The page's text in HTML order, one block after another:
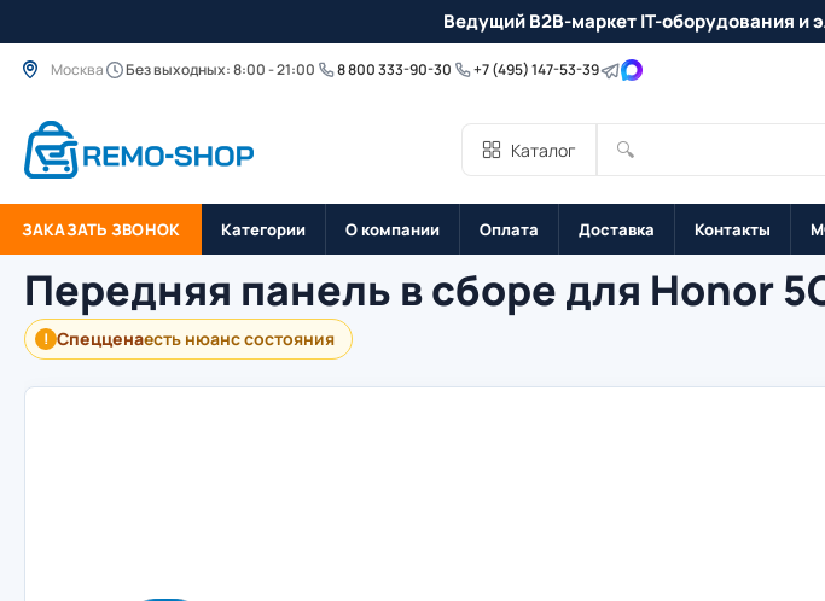
Ведущий B2B-маркет IT-оборудования и
Москва Без выходных: 8:00 - 21:00 8 800 333-90-30 +7 (495) 147-53-39
Каталог 🔍
ЗАКАЗАТЬ ЗВОНОК Категории О компании Оплата Доставка Контакты
Передняя панель в сборе для Honor
! Спецценаесть нюанс состояния